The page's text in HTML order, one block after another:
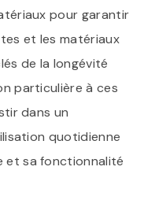
pour garantir
et les matériaux
de la longévité
particulière à ces
dans un
quotidienne
et sa fonctionnalité